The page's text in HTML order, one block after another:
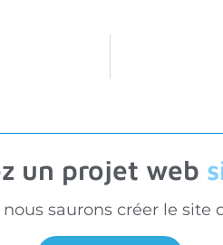
un projet web
saurons créer le site